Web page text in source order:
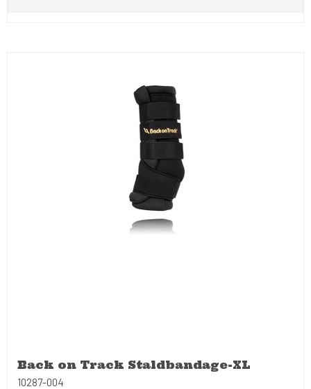
Back on Track Staldbandage-XL
10287-004